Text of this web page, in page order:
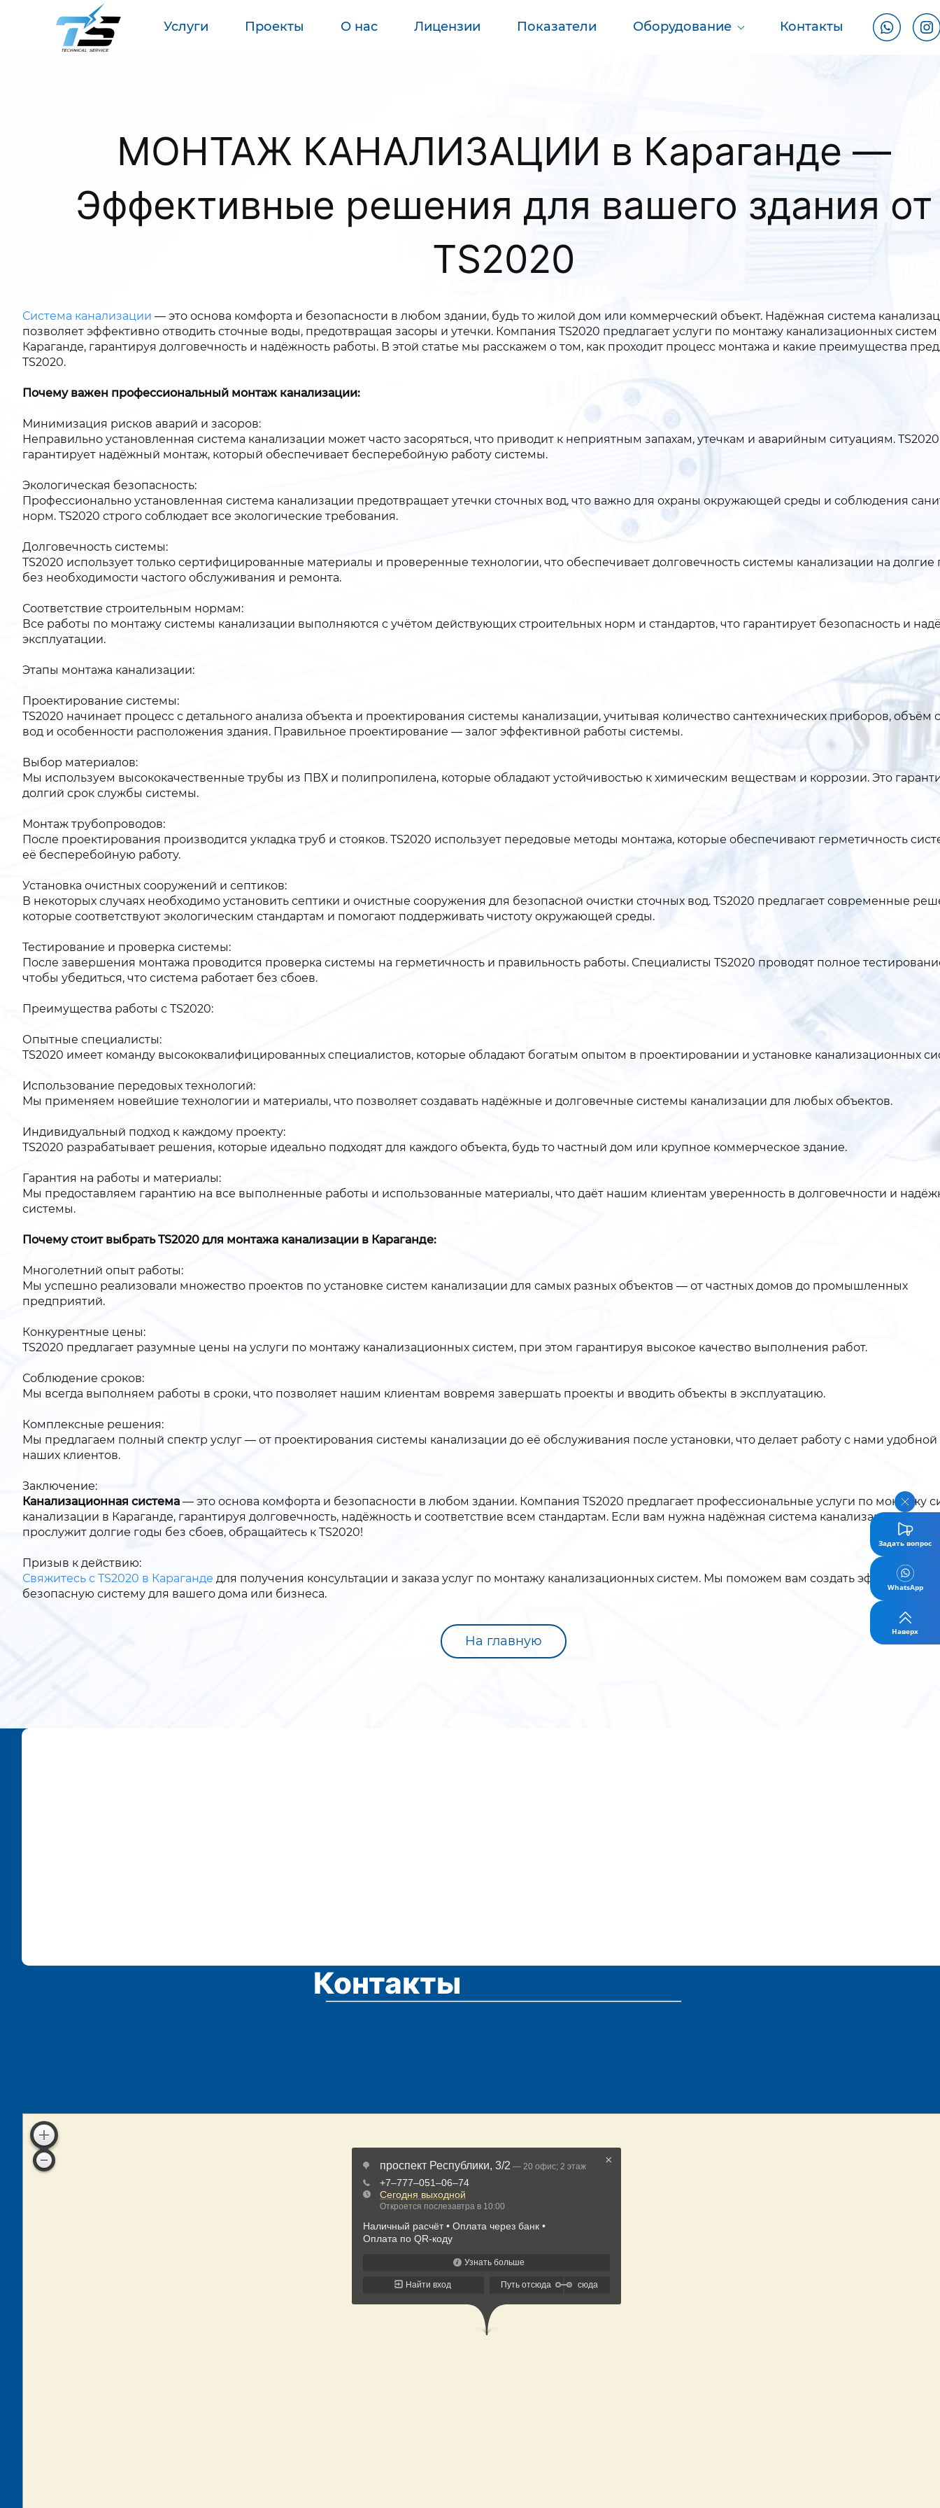
Услуги Проекты О нас Лицензии Показатели Оборудование Контакты
МОНТАЖ КАНАЛИЗАЦИИ в Караганде —
Эффективные решения для вашего здания от
TS2020
Система канализации — это основа комфорта и безопасности в любом здании, будь то жилой дом или коммерческий объект. Надёжная система
позволяет эффективно отводить сточные воды, предотвращая засоры и утечки. Компания TS2020 предлагает услуги по монтажу канализационных систем
Караганде, гарантируя долговечность и надёжность работы. В этой статье мы расскажем о том, как проходит процесс монтажа и какие преимущества
TS2020.
Почему важен профессиональный монтаж канализации:
Минимизация рисков аварий и засоров:
Неправильно установленная система канализации может часто засоряться, что приводит к неприятным запахам, утечкам и аварийным ситуациям. TS2020
гарантирует надёжный монтаж, который обеспечивает бесперебойную работу системы.
Экологическая безопасность:
Профессионально установленная система канализации предотвращает утечки сточных вод, что важно для охраны окружающей среды и соблюдения
норм. TS2020 строго соблюдает все экологические требования.
Долговечность системы:
TS2020 использует только сертифицированные материалы и проверенные технологии, что обеспечивает долговечность системы канализации на долгие
без необходимости частого обслуживания и ремонта.
Соответствие строительным нормам:
Все работы по монтажу системы канализации выполняются с учётом действующих строительных норм и стандартов, что гарантирует безопасность и
эксплуатации.
Этапы монтажа канализации:
Проектирование системы:
TS2020 начинает процесс с детального анализа объекта и проектирования системы канализации, учитывая количество сантехнических приборов, объём
вод и особенности расположения здания. Правильное проектирование — залог эффективной работы системы.
Выбор материалов:
Мы используем высококачественные трубы из ПВХ и полипропилена, которые обладают устойчивостью к химическим веществам и коррозии. Это
долгий срок службы системы.
Монтаж трубопроводов:
После проектирования производится укладка труб и стояков. TS2020 использует передовые методы монтажа, которые обеспечивают герметичность
её бесперебойную работу.
Установка очистных сооружений и септиков:
В некоторых случаях необходимо установить септики и очистные сооружения для безопасной очистки сточных вод. TS2020 предлагает современные
которые соответствуют экологическим стандартам и помогают поддерживать чистоту окружающей среды.
Тестирование и проверка системы:
После завершения монтажа проводится проверка системы на герметичность и правильность работы. Специалисты TS2020 проводят полное
чтобы убедиться, что система работает без сбоев.
Преимущества работы с TS2020:
Опытные специалисты:
TS2020 имеет команду высококвалифицированных специалистов, которые обладают богатым опытом в проектировании и установке канализационных
Использование передовых технологий:
Мы применяем новейшие технологии и материалы, что позволяет создавать надёжные и долговечные системы канализации для любых объектов.
Индивидуальный подход к каждому проекту:
TS2020 разрабатывает решения, которые идеально подходят для каждого объекта, будь то частный дом или крупное коммерческое здание.
Гарантия на работы и материалы:
Мы предоставляем гарантию на все выполненные работы и использованные материалы, что даёт нашим клиентам уверенность в долговечности и
системы.
Почему стоит выбрать TS2020 для монтажа канализации в Караганде:
Многолетний опыт работы:
Мы успешно реализовали множество проектов по установке систем канализации для самых разных объектов — от частных домов до промышленных
предприятий.
Конкурентные цены:
TS2020 предлагает разумные цены на услуги по монтажу канализационных систем, при этом гарантируя высокое качество выполнения работ.
Соблюдение сроков:
Мы всегда выполняем работы в сроки, что позволяет нашим клиентам вовремя завершать проекты и вводить объекты в эксплуатацию.
Комплексные решения:
Мы предлагаем полный спектр услуг — от проектирования системы канализации до её обслуживания после установки, что делает работу с нами удобной
наших клиентов.
Заключение:
Канализационная система — это основа комфорта и безопасности в любом здании. Компания TS2020 предлагает профессиональные услуги по монтажу
канализации в Караганде, гарантируя долговечность, надёжность и соответствие всем стандартам. Если вам нужна надёжная система канализации,
прослужит долгие годы без сбоев, обращайтесь к TS2020!
Призыв к действию:
Свяжитесь с TS2020 в Караганде для получения консультации и заказа услуг по монтажу канализационных систем. Мы поможем вам создать
безопасную систему для вашего дома или бизнеса.
На главную
Контакты
Задать вопрос
WhatsApp
Наверх